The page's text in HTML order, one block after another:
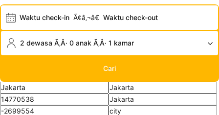
Waktu check-in Ã¢â‚¬â€ Waktu check-out
2 dewasa Ã‚Â· 0 anak Ã‚Â· 1 kamar
Cari